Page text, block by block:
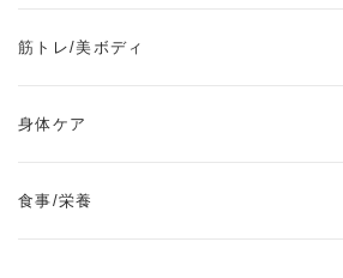
筋トレ/美ボディ
身体ケア
食事/栄養